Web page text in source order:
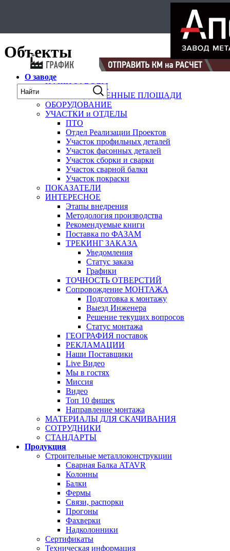
Объекты
О заводе
НАШИ ЗАВОДЫ
ПРОИЗВОДСТВЕННЫЕ ПЛОЩАДИ
ОБОРУДОВАНИЕ
УЧАСТКИ и ОТДЕЛЫ
ПТО
Отдел Реализации Проектов
Участок профильных деталей
Участок фасонных деталей
Участок сборки и сварки
Участок сварной балки
Участок покраски
ПОКАЗАТЕЛИ
ИНТЕРЕСНОЕ
Этапы внедрения
Методология производства
Рекомендуемые книги
Поставка по ФАЗАМ
ТРЕКИНГ ЗАКАЗА
Уведомления
Статус заказа
Графики
ТОЧНОСТЬ ОТВЕРСТИЙ
Сопровождение МОНТАЖА
Подготовка к монтажу
Выезд Инженера
Решение текущих вопросов
Статус монтажа
ГЕОГРАФИЯ поставок
РЕКЛАМАЦИИ
Наши Поставщики
Live Видео
Мы в гостях
Миссия
Видео
Топ 10 фишек
Направление монтажа
МАТЕРИАЛЫ ДЛЯ СКАЧИВАНИЯ
СОТРУДНИКИ
СТАНДАРТЫ
Продукция
Строительные металлоконструкции
Сварная Балка ATAVR
Колонны
Балки
Фермы
Связи, распорки
Прогоны
Фахверки
Надколонники
Сертификаты
Техническая информация